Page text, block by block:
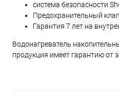
система безопасности
Предохранительный
Гарантия 7 лет на
Водонагреватель
продукция имеет гарантию от